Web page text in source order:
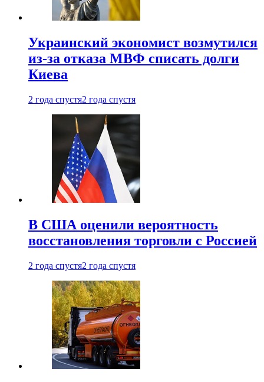
Украинский экономист возмутился
из-за отказа МВФ списать долги
Киева
2 года спустя2 года спустя
В США оценили вероятность
восстановления торговли с Россией
2 года спустя2 года спустя